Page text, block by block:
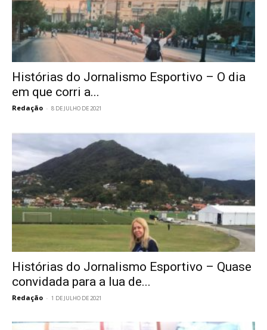
Histórias do Jornalismo Esportivo – O dia
em que corri a...
Redação - 8 DE JULHO DE 2021
Histórias do Jornalismo Esportivo – Quase
convidada para a lua de...
Redação - 1 DE JULHO DE 2021